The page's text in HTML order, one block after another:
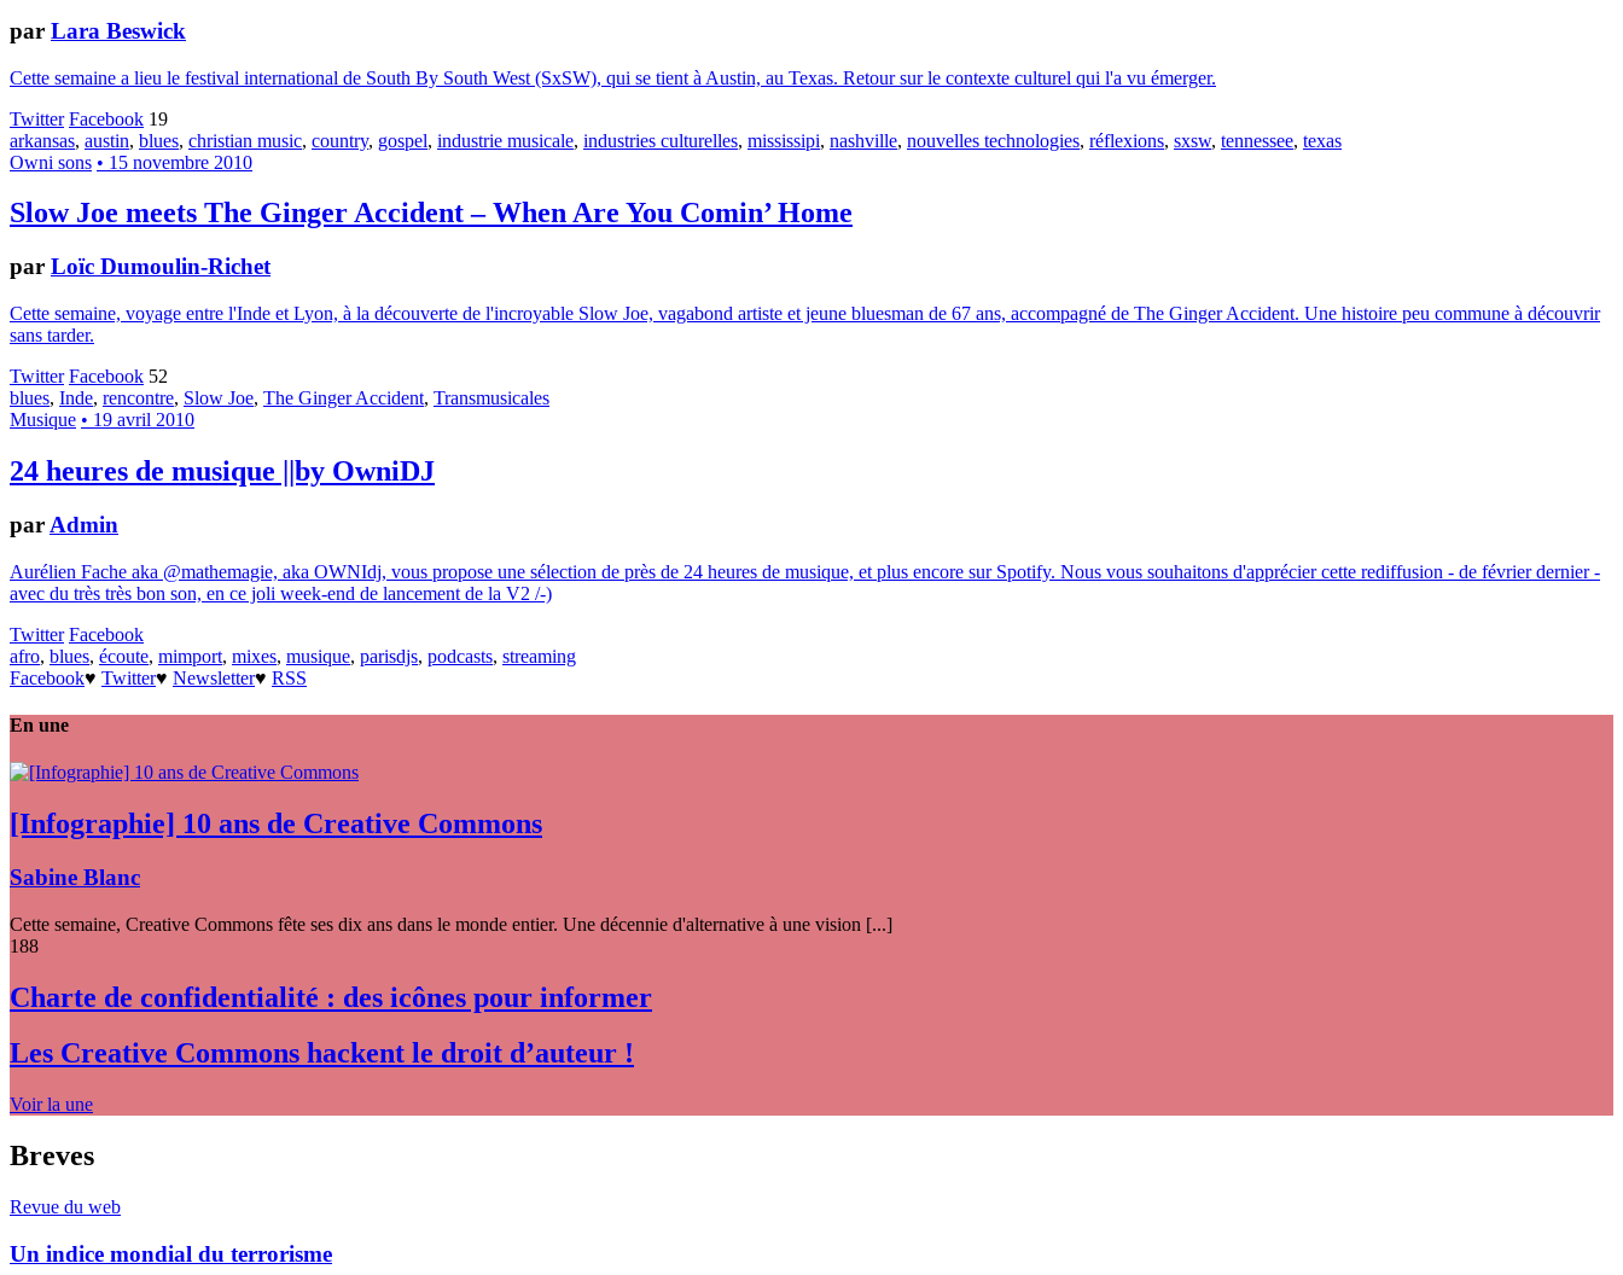
par Lara Beswick
Cette semaine a lieu le festival international de South By South West (SxSW), qui se tient à Austin, au Texas. Retour sur le contexte culturel qui l'a vu émerger.
Twitter Facebook 19
arkansas, austin, blues, christian music, country, gospel, industrie musicale, industries culturelles, mississipi, nashville, nouvelles technologies, réflexions, sxsw, tennessee, texas
Owni sons • 15 novembre 2010
Slow Joe meets The Ginger Accident – When Are You Comin’ Home
par Loïc Dumoulin-Richet
Cette semaine, voyage entre l'Inde et Lyon, à la découverte de l'incroyable Slow Joe, vagabond artiste et jeune bluesman de 67 ans, accompagné de The Ginger Accident. Une histoire peu commune à découvrir
sans tarder.
Twitter Facebook 52
blues, Inde, rencontre, Slow Joe, The Ginger Accident, Transmusicales
Musique • 19 avril 2010
24 heures de musique ||by OwniDJ
par Admin
Aurélien Fache aka @mathemagie, aka OWNIdj, vous propose une sélection de près de 24 heures de musique, et plus encore sur Spotify. Nous vous souhaitons d'apprécier cette rediffusion - de février dernier -
avec du très très bon son, en ce joli week-end de lancement de la V2 /-)
Twitter Facebook
afro, blues, écoute, mimport, mixes, musique, parisdjs, podcasts, streaming
Facebook♥ Twitter♥ Newsletter♥ RSS
En une
[Infographie] 10 ans de Creative Commons
Sabine Blanc
Cette semaine, Creative Commons fête ses dix ans dans le monde entier. Une décennie d'alternative à une vision [...]
188
Charte de confidentialité : des icônes pour informer
Les Creative Commons hackent le droit d’auteur !
Voir la une
Breves
Revue du web
Un indice mondial du terrorisme